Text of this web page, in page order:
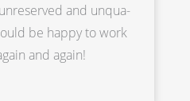
and unqua­
be happy to work
and again!